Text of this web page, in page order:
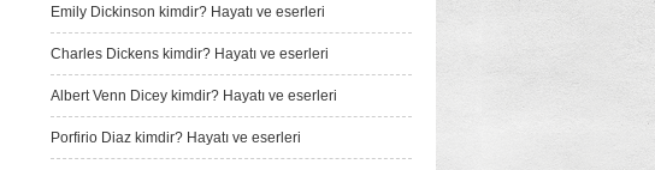
Emily Dickinson kimdir? Hayatı ve eserleri
Charles Dickens kimdir? Hayatı ve eserleri
Albert Venn Dicey kimdir? Hayatı ve eserleri
Porfirio Diaz kimdir? Hayatı ve eserleri